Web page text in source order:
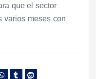
que el sector
varios meses con